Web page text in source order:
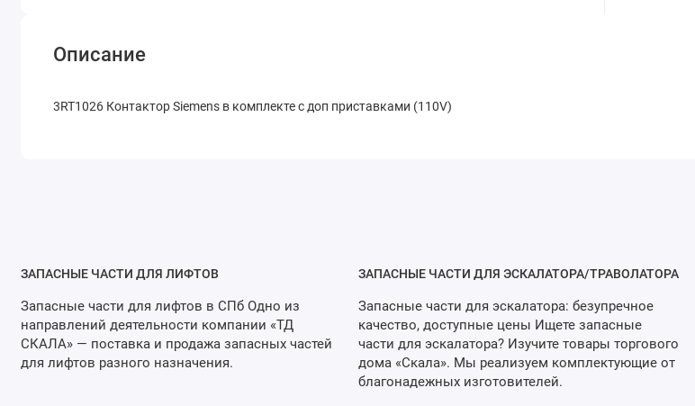
Описание
3RT1026 Контактор Siemens в комплекте с доп приставками (110V)
ЗАПАСНЫЕ ЧАСТИ ДЛЯ ЛИФТОВ
Запасные части для лифтов в СПб Одно из
направлений деятельности компании «ТД
СКАЛА» — поставка и продажа запасных частей
для лифтов разного назначения.
ЗАПАСНЫЕ ЧАСТИ ДЛЯ ЭСКАЛАТОРА/ТРАВОЛАТОРА
Запасные части для эскалатора: безупречное
качество, доступные цены Ищете запасные
части для эскалатора? Изучите товары торгового
дома «Скала». Мы реализуем комплектующие от
благонадежных изготовителей.